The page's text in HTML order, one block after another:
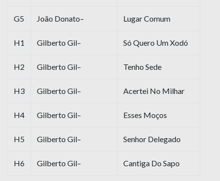
G5 João Donato– Lugar Comum
H1 Gilberto Gil– Só Quero Um Xodó
H2 Gilberto Gil– Tenho Sede
H3 Gilberto Gil– Acertei No Milhar
H4 Gilberto Gil– Esses Moços
H5 Gilberto Gil– Senhor Delegado
H6 Gilberto Gil– Cantiga Do Sapo